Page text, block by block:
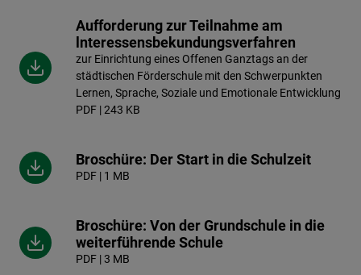
Aufforderung zur Teilnahme am
lnteressensbekundungsverfahren
zur Einrichtung eines Offenen Ganztags an der
städtischen Förderschule mit den Schwerpunkten
Lernen, Sprache, Soziale und Emotionale Entwicklung
PDF | 243 KB
Broschüre: Der Start in die Schulzeit
PDF | 1 MB
Broschüre: Von der Grundschule in die
weiterführende Schule
PDF | 3 MB